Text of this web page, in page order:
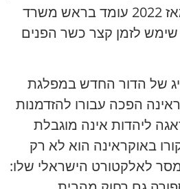
הפך לחבר כנסת, ומאז 2022 עומד בראש משרד
הדתות. בשנת 2023 שימש לזמן קצר כשר הפנים
של הדור החדש במפלגת
הפכה עבורו להזדמנות
ליהדות אינה מוגבלת
באוקראינה הוא לא רק
לאלקטורט הישראלי שלו: